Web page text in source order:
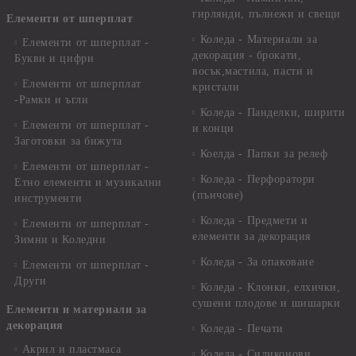
Елементи от шперплат
Елементи от шперплат -
Букви и цифри
Елементи от шперплат
-Рамки и ъгли
Елементи от шперплат -
Заготовки за бижута
Елементи от шперплат -
Етно елементи и музикални
инструменти
Елементи от шперплат -
Зимни и Коледни
Елементи от шперплат -
Други
Елементи и материали за
декорация
Акрил и пластмаса
гирлянди, пълнежи и свещи
Коледа - Материали за
декорация - брокати,
восък,мастила, пасти и
кристали
Коледа - Панделки, ширити
и конци
Коелда - Папки за релеф
Коледа - Перфоратори
(пънчове)
Коледа - Предмети и
елементи за декорация
Коледа - За опаковане
Коледа - Kлонки, елхички,
сушени плодове и шишарки
Коледа - Печати